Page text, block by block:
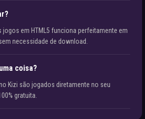
em HTML5 funciona perfeitamente em
necessidade de download.
coisa?
Kizi são jogados diretamente no seu
gratuita.